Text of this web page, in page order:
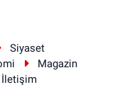
Siyaset
Magazin
İletişim